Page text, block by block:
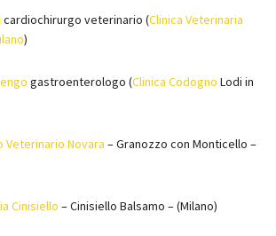
cardiochirurgo veterinario (Clinica Veterinaria
)
gastroenterologo (Clinica Codogno Lodi in
Veterinario Novara – Granozzo con Monticello –
Cinisiello – Cinisiello Balsamo – (Milano)